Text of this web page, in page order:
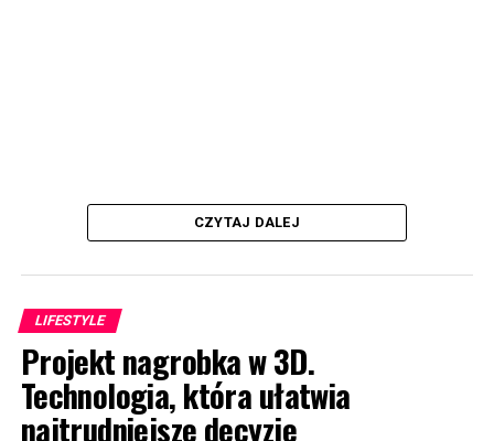
CZYTAJ DALEJ
LIFESTYLE
Projekt nagrobka w 3D.
Technologia, która ułatwia
najtrudniejsze decyzje